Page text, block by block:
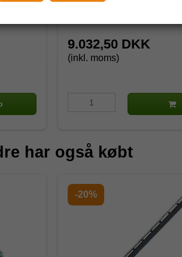
9.032,50 DKK
(inkl. moms)
har også købt
-20%